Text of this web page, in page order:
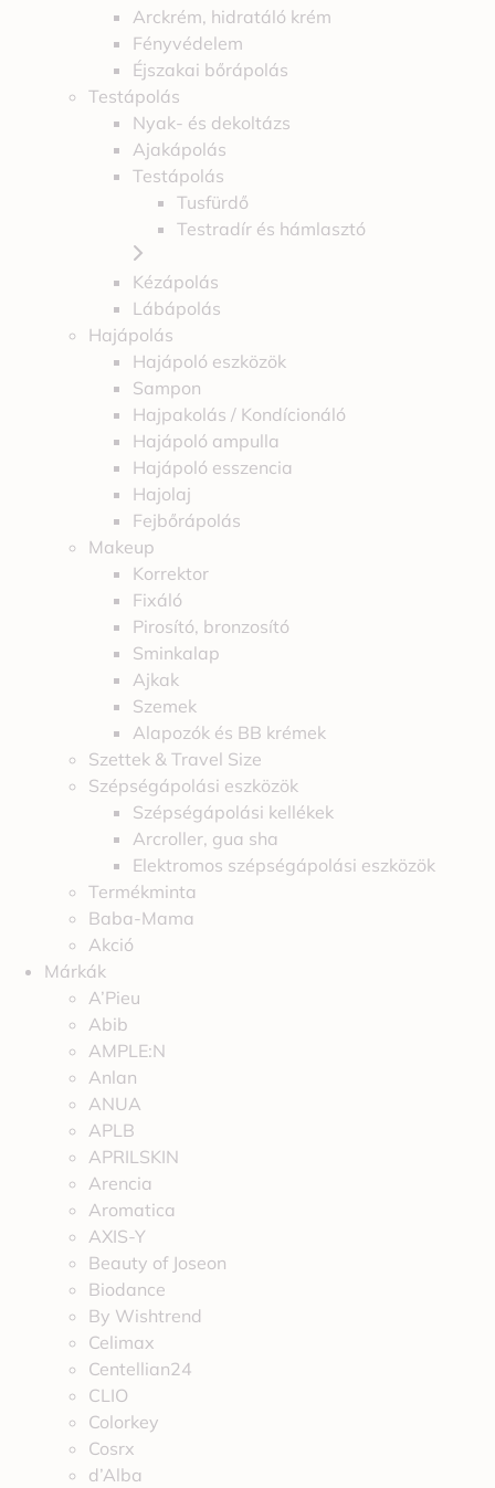
Arckrém, hidratáló krém
Fényvédelem
Éjszakai bőrápolás
Testápolás
Nyak- és dekoltázs
Ajakápolás
Testápolás
Tusfürdő
Testradír és hámlasztó
Kézápolás
Lábápolás
Hajápolás
Hajápoló eszközök
Sampon
Hajpakolás / Kondícionáló
Hajápoló ampulla
Hajápoló esszencia
Hajolaj
Fejbőrápolás
Makeup
Korrektor
Fixáló
Pirosító, bronzosító
Sminkalap
Ajkak
Szemek
Alapozók és BB krémek
Szettek & Travel Size
Szépségápolási eszközök
Szépségápolási kellékek
Arcroller, gua sha
Elektromos szépségápolási eszközök
Termékminta
Baba-Mama
Akció
Márkák
A’Pieu
Abib
AMPLE:N
Anlan
ANUA
APLB
APRILSKIN
Arencia
Aromatica
AXIS-Y
Beauty of Joseon
Biodance
By Wishtrend
Celimax
Centellian24
CLIO
Colorkey
Cosrx
d’Alba